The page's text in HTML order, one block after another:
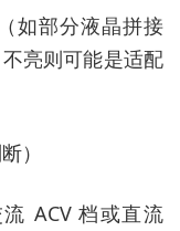
如部分液晶拼接
亮则可能是适配
）
ACV 档或直流